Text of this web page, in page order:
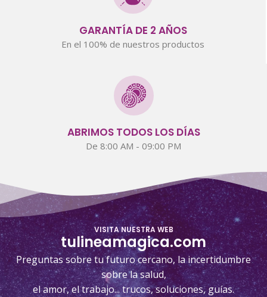
GARANTÍA DE 2 AÑOS
En el 100% de nuestros productos
ABRIMOS TODOS LOS DÍAS
De 8:00 AM - 09:00 PM
VISITA NUESTRA WEB
tulineamagica.com
Preguntas sobre tu futuro cercano, la incertidumbre
sobre la salud,
el amor, el trabajo... trucos, soluciones, guías.